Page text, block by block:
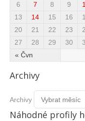
« Čvn
6
7 8 9
13
14 15 16
20
21 22 23
27
28 29 30
Archivy
Archivy
Náhodné profily